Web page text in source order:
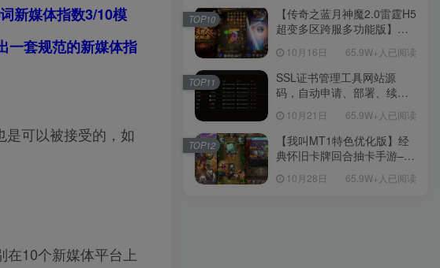
新媒体指数3/10模
一套规范的新媒体指
可以被接受的，如
在10个新媒体平台上
【传奇之蓝月神魔2.0雷霆H5
超变多区跨服多功能版】三
理单机一键即玩镜像端-打包
Linux服务端源码-视频架设
教程
10月16日 65.9W+人已阅读
TOP10
SSL证书管理工具网站源
码，自动申请、部署、续期
10月21日 65.9W+人已阅读
TOP11
【我叫MT1特色优化版】经
典怀旧卡牌回合抽卡手游–打
教程-多功能GM后台工具-网
10月28日 65.9W+人已阅读
TOP12